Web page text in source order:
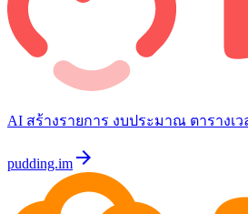
AI สร้างรายการ งบประมาณ ตาราง
pudding.im arrow_forward